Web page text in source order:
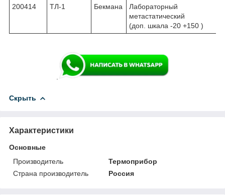
200414 ТЛ-1 Бекмана
Лабораторный
метастатический
(доп. шкала -20 +150 )
Скрыть
Характеристики
Основные
Производитель
Термоприбор
Страна производитель
Россия